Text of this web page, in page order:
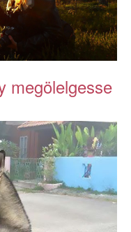
megölelgesse